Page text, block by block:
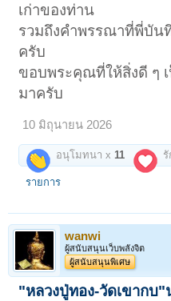
นี่แหละเรื่องจริงแท้ ไม่อิงนิยายจา
พระ เป็นชาวพุทธที่มั่นคงในการพร
องค์ที่นำให้บูชาจึงรักษาสภาพที่ดีเยี่
ผมยิ่งดูดีใหญ่เพราะเก็บดี
"คุณศรี" นำไปเลี่ยมแล้วให้ช่างทำ
ขอบคุณและโมทนาครับ อิทธิบาร
ปกป้องท่านและครอบครัวเสมอ!
เก่าของท่าน
รวมถึงคำพรรณาที่พี่บัน
ครับ
ขอบพระคุณที่ให้สิ่งดี ๆ
มาครับ
10 มิถุนายน 2026
อนุโมทนา x 11
รายการ
wanwi
ผู้สนับสนุนเว็บพลังจิต
ผู้สนับสนุนพิเศษ
"หลวงปู่ทอง-วัดเขากบ"